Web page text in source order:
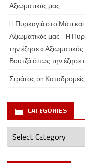
Αξιωματικός μας
H Πυρκαγιά στο Μάτι
Αξιωματικός μας - H
την έζησε ο
Βουτζά όπως την έζησε
Στράτος on
CATEGORIES
Categories